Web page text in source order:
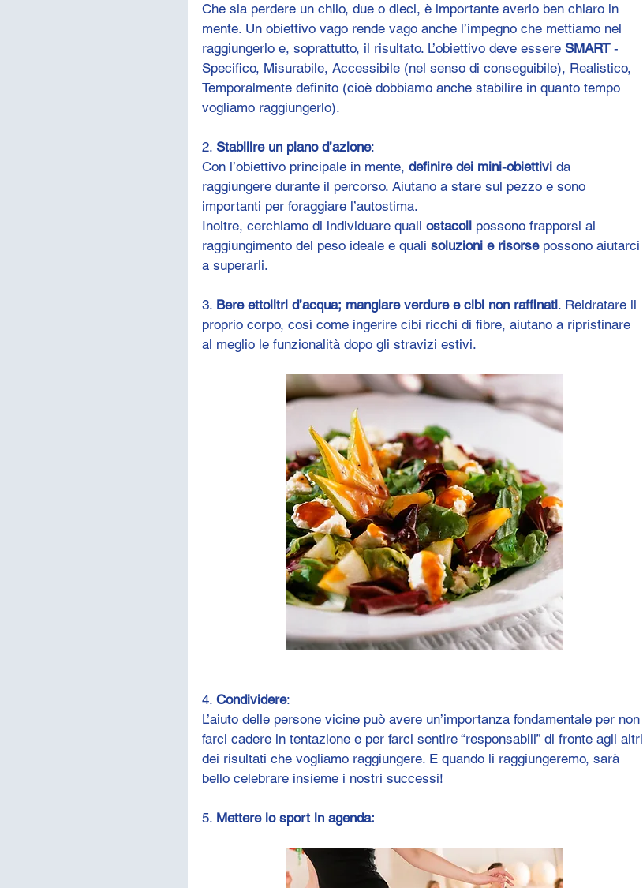
Che sia perdere un chilo, due o dieci, è importante averlo ben chiaro in
mente. Un obiettivo vago rende vago anche l’impegno che mettiamo nel
raggiungerlo e, soprattutto, il risultato. L’obiettivo deve essere SMART -
Specifico, Misurabile, Accessibile (nel senso di conseguibile), Realistico,
Temporalmente definito (cioè dobbiamo anche stabilire in quanto tempo
vogliamo raggiungerlo).
2. Stabilire un piano d’azione:
Con l’obiettivo principale in mente, definire dei mini-obiettivi da
raggiungere durante il percorso. Aiutano a stare sul pezzo e sono
importanti per foraggiare l’autostima.
Inoltre, cerchiamo di individuare quali ostacoli possono frapporsi al
raggiungimento del peso ideale e quali soluzioni e risorse possono aiutarci
a superarli.
3. Bere ettolitri d’acqua; mangiare verdure e cibi non raffinati. Reidratare il
proprio corpo, così come ingerire cibi ricchi di fibre, aiutano a ripristinare
al meglio le funzionalità dopo gli stravizi estivi.
4. Condividere:
L’aiuto delle persone vicine può avere un’importanza fondamentale per non
farci cadere in tentazione e per farci sentire “responsabili” di fronte agli altri
dei risultati che vogliamo raggiungere. E quando li raggiungeremo, sarà
bello celebrare insieme i nostri successi!
5. Mettere lo sport in agenda: